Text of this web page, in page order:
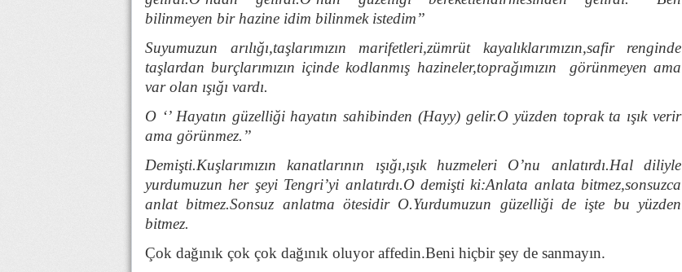
bilinmeyen bir hazine idim bilinmek istedim’’
Suyumuzun arılığı,taşlarımızın marifetleri,zümrüt kayalıklarımızın,safir renginde
taşlardan burçlarımızın içinde kodlanmış hazineler,toprağımızın görünmeyen ama
var olan ışığı vardı.
O ‘’ Hayatın güzelliği hayatın sahibinden (Hayy) gelir.O yüzden toprak ta ışık verir
ama görünmez.’’
Demişti.Kuşlarımızın kanatlarının ışığı,ışık huzmeleri O’nu anlatırdı.Hal diliyle
yurdumuzun her şeyi Tengri’yi anlatırdı.O demişti ki:Anlata anlata bitmez,sonsuzca
anlat bitmez.Sonsuz anlatma ötesidir O.Yurdumuzun güzelliği de işte bu yüzden
bitmez.
Çok dağınık çok çok dağınık oluyor affedin.Beni hiçbir şey de sanmayın.